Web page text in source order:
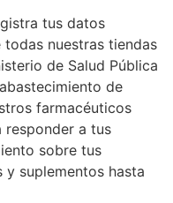
tus datos
todas nuestras tiendas
de Salud Pública
de
farmacéuticos
responder a tus
sobre tus
y suplementos hasta